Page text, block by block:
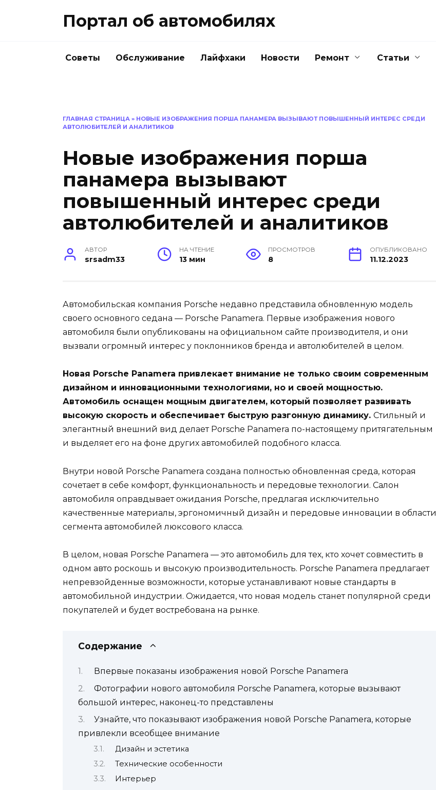
Портал об автомобилях
Советы Обслуживание Лайфхаки Новости Ремонт Статьи
ГЛАВНАЯ СТРАНИЦА » НОВЫЕ ИЗОБРАЖЕНИЯ ПОРША ПАНАМЕРА ВЫЗЫВАЮТ ПОВЫШЕННЫЙ ИНТЕРЕС СРЕДИ
АВТОЛЮБИТЕЛЕЙ И АНАЛИТИКОВ
Новые изображения порша
панамера вызывают
повышенный интерес среди
автолюбителей и аналитиков
АВТОР
srsadm33
НА ЧТЕНИЕ
13 мин
ПРОСМОТРОВ
8
ОПУБЛИКОВАНО
11.12.2023
Автомобильская компания Porsche недавно представила обновленную модель
своего основного седана — Porsche Panamera. Первые изображения нового
автомобиля были опубликованы на официальном сайте производителя, и они
вызвали огромный интерес у поклонников бренда и автолюбителей в целом.
Новая Porsche Panamera привлекает внимание не только своим современным
дизайном и инновационными технологиями, но и своей мощностью.
Автомобиль оснащен мощным двигателем, который позволяет развивать
высокую скорость и обеспечивает быструю разгонную динамику. Стильный и
элегантный внешний вид делает Porsche Panamera по-настоящему притягательным
и выделяет его на фоне других автомобилей подобного класса.
Внутри новой Porsche Panamera создана полностью обновленная среда, которая
сочетает в себе комфорт, функциональность и передовые технологии. Салон
автомобиля оправдывает ожидания Porsche, предлагая исключительно
качественные материалы, эргономичный дизайн и передовые инновации в области
сегмента автомобилей люксового класса.
В целом, новая Porsche Panamera — это автомобиль для тех, кто хочет совместить в
одном авто роскошь и высокую производительность. Porsche Panamera предлагает
непревзойденные возможности, которые устанавливают новые стандарты в
автомобильной индустрии. Ожидается, что новая модель станет популярной среди
покупателей и будет востребована на рынке.
Содержание
Впервые показаны изображения новой Porsche Panamera
Фотографии нового автомобиля Porsche Panamera, которые вызывают
большой интерес, наконец-то представлены
Узнайте, что показывают изображения новой Porsche Panamera, которые
привлекли всеобщее внимание
Дизайн и эстетика
Технические особенности
Интерьер